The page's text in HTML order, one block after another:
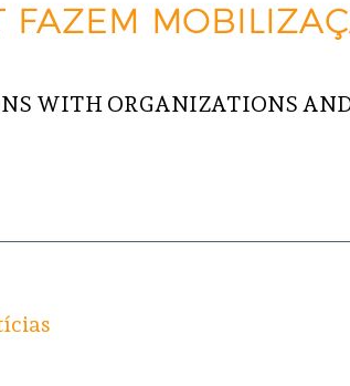
FAZEM
WITH ORGANIZATIONS